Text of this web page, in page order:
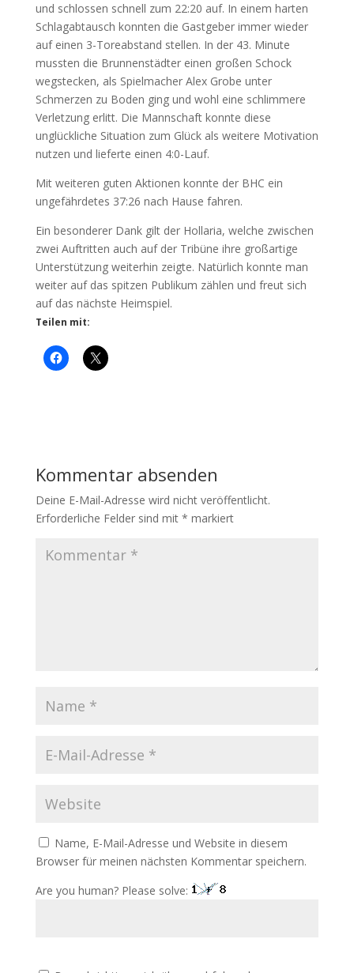
und schlossen schnell zum 22:20 auf. In einem harten
Schlagabtausch konnten die Gastgeber immer wieder
auf einen 3-Toreabstand stellen. In der 43. Minute
mussten die Brunnenstädter einen großen Schock
wegstecken, als Spielmacher Alex Grobe unter
Schmerzen zu Boden ging und wohl eine schlimmere
Verletzung erlitt. Die Mannschaft konnte diese
unglückliche Situation zum Glück als weitere Motivation
nutzen und lieferte einen 4:0-Lauf.
Mit weiteren guten Aktionen konnte der BHC ein
ungefährdetes 37:26 nach Hause fahren.
Ein besonderer Dank gilt der Hollaria, welche zwischen
zwei Auftritten auch auf der Tribüne ihre großartige
Unterstützung weiterhin zeigte. Natürlich konnte man
weiter auf das spitzen Publikum zählen und freut sich
auf das nächste Heimspiel.
Teilen mit:
Kommentar absenden
Deine E-Mail-Adresse wird nicht veröffentlicht.
Erforderliche Felder sind mit * markiert
Name, E-Mail-Adresse und Website in diesem
Browser für meinen nächsten Kommentar speichern.
Are you human? Please solve: